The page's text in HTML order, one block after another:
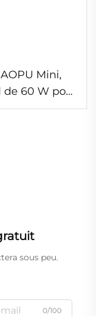
Mini,
60 W pour
zoom
sous peu.
0/100